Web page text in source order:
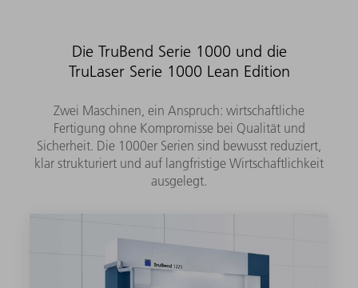
Die TruBend Serie 1000 und die
TruLaser Serie 1000 Lean Edition
Zwei Maschinen, ein Anspruch: wirtschaftliche
Fertigung ohne Kompromisse bei Qualität und
Sicherheit. Die 1000er Serien sind bewusst reduziert,
klar strukturiert und auf langfristige Wirtschaftlichkeit
ausgelegt.